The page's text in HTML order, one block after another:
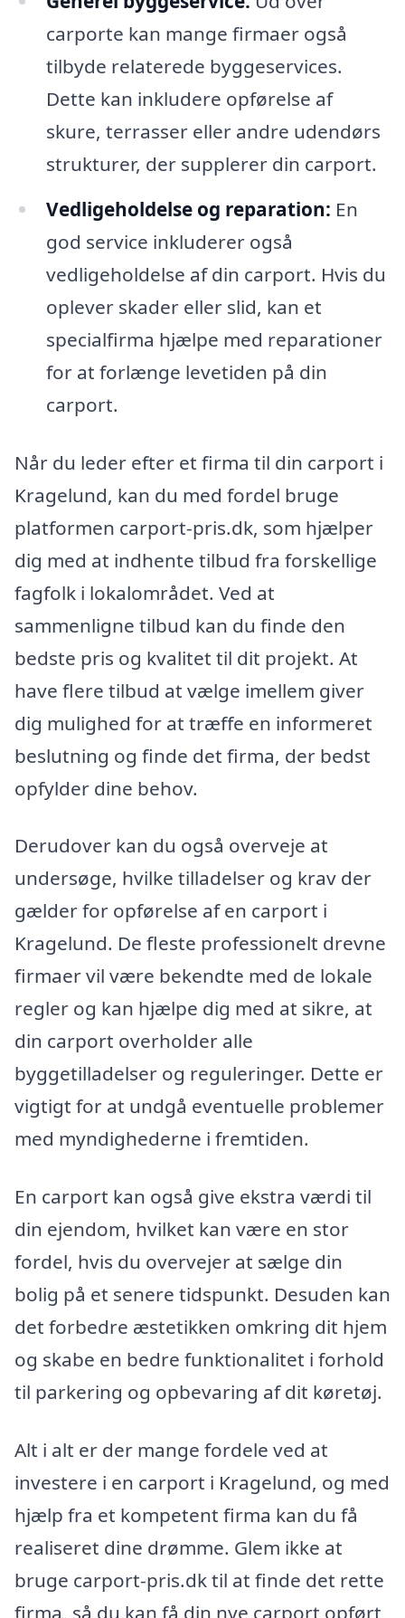
carporte kan mange firmaer også
tilbyde relaterede byggeservices.
Dette kan inkludere opførelse af
skure, terrasser eller andre udendørs
strukturer, der supplerer din carport.
Vedligeholdelse og reparation: En
god service inkluderer også
vedligeholdelse af din carport. Hvis du
oplever skader eller slid, kan et
specialfirma hjælpe med reparationer
for at forlænge levetiden på din
carport.
Når du leder efter et firma til din carport i
Kragelund, kan du med fordel bruge
platformen carport-pris.dk, som hjælper
dig med at indhente tilbud fra forskellige
fagfolk i lokalområdet. Ved at
sammenligne tilbud kan du finde den
bedste pris og kvalitet til dit projekt. At
have flere tilbud at vælge imellem giver
dig mulighed for at træffe en informeret
beslutning og finde det firma, der bedst
opfylder dine behov.
Derudover kan du også overveje at
undersøge, hvilke tilladelser og krav der
gælder for opførelse af en carport i
Kragelund. De fleste professionelt drevne
firmaer vil være bekendte med de lokale
regler og kan hjælpe dig med at sikre, at
din carport overholder alle
byggetilladelser og reguleringer. Dette er
vigtigt for at undgå eventuelle problemer
med myndighederne i fremtiden.
En carport kan også give ekstra værdi til
din ejendom, hvilket kan være en stor
fordel, hvis du overvejer at sælge din
bolig på et senere tidspunkt. Desuden kan
det forbedre æstetikken omkring dit hjem
og skabe en bedre funktionalitet i forhold
til parkering og opbevaring af dit køretøj.
Alt i alt er der mange fordele ved at
investere i en carport i Kragelund, og med
hjælp fra et kompetent firma kan du få
realiseret dine drømme. Glem ikke at
bruge carport-pris.dk til at finde det rette
firma, så du kan få din nye carport opført